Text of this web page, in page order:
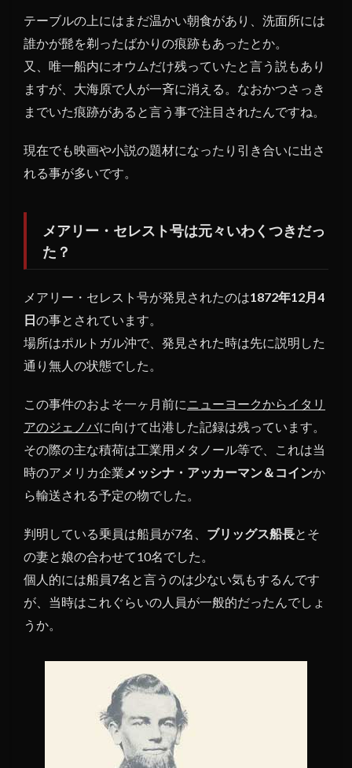
きだ
っ
た？
1.2
メア
ー・
セレ
スト
の詳
細
メア
リ
ー・
セレ
スト
件の
後
何故
メア
ー・
セレ
スト
号に
は誰
テーブルの上にはまだ温かい朝食があり、洗面所には
誰かが髭を剃ったばかりの痕跡もあったとか。
又、唯一船内にオウムだけ残っていたと言う説もあり
ますが、大海原で人が一斉に消える。なおかつさっき
までいた痕跡があると言う事で注目されたんですね。
現在でも映画や小説の題材になったり引き合いに出さ
れる事が多いです。
メアリー・セレスト号は元々いわくつきだっ
た？
メアリー・セレスト号が発見されたのは1872年12月4
日の事とされています。
場所はポルトガル沖で、発見された時は先に説明した
通り無人の状態でした。
この事件のおよそ一ヶ月前にニューヨークからイタリ
アのジェノバに向けて出港した記録は残っています。
その際の主な積荷は工業用メタノール等で、これは当
時のアメリカ企業 メッシナ・アッカーマン＆コインか
ら輸送される予定の物でした。
判明している乗員は船員が7名、 ブリッグス船長とそ
の妻と娘の合わせて10名でした。
個人的には船員7名と言うのは少ない気もするんです
が、当時はこれぐらいの人員が一般的だったんでしょ
うか。